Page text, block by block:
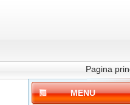
Pagina
MENU